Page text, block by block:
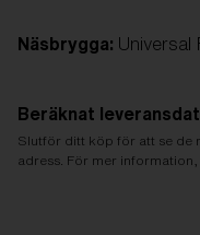
Näsbrygga: Universal
Beräknat
Slutför ditt köp för att se de
adress. För mer